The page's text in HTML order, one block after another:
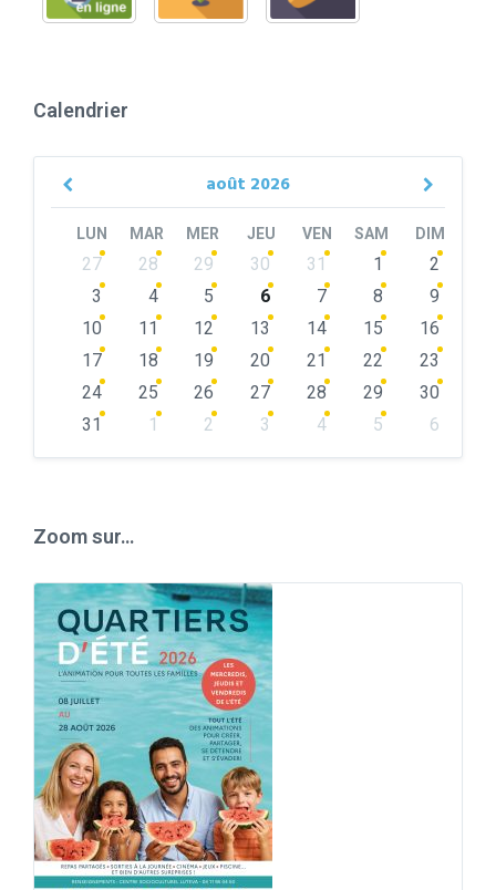
Calendrier
août 2026
Previous
LUN MAR MER JEU VEN SAM DIM
Skip
calendar
27 28 29 30 31 1
2
3
4 5 6 7 8
9
10
11 12 13 14 15
16
17
18 19 20 21 22
23
24
25 26 27 28 29
30
31
1 2 3 4 5
6
Zoom sur…